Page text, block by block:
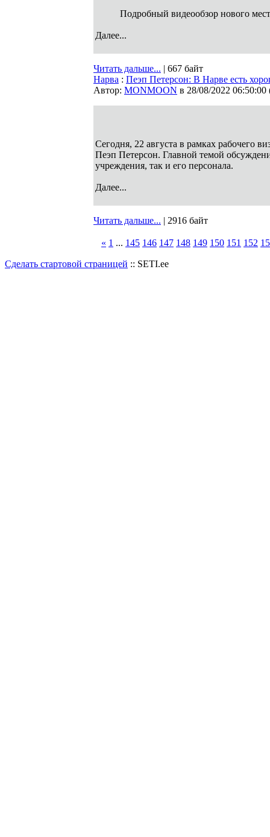
Подробный видеообзор нового
Далее...
Читать дальше... | 667 байт
Нарва : Пеэп Петерсон: В Нарве есть
Автор: MONMOON в 28/08/2022 06:50:00
Сегодня, 22 августа в рамках рабочего
Пеэп Петерсон. Главной темой
учреждения, так и его персонала.
Далее...
Читать дальше... | 2916 байт
« 1 ... 145 146 147 148 149 150 151 152
Сделать стартовой страницей :: SETI.ee